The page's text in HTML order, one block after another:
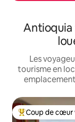
Antioquia
Les
tourisme en
Coups de cœur
Coup de cœur